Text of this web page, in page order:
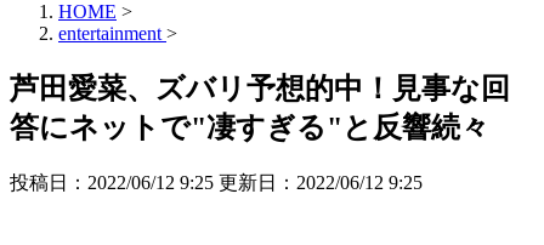
HOME >
entertainment >
芦田愛菜、ズバリ予想的中！見事な回
答にネットで"凄すぎる"と反響続々
投稿日：2022/06/12 9:25 更新日： 2022/06/12 9:25